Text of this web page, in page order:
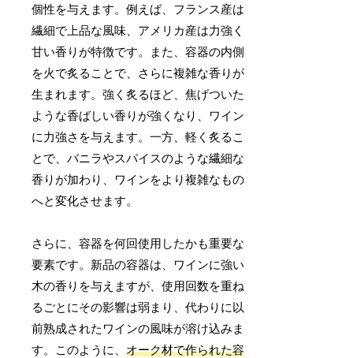
個性を与えます。例えば、フランス産は
繊細で上品な風味、アメリカ産は力強く
甘い香りが特徴です。また、容器の内側
を火で炙ることで、さらに複雑な香りが
生まれます。強く炙るほど、焦げついた
ような香ばしい香りが強くなり、ワイン
に力強さを与えます。一方、軽く炙るこ
とで、バニラやスパイスのような繊細な
香りが加わり、ワインをより複雑なもの
へと変化させます。
さらに、容器を何回使用したかも重要な
要素です。新品の容器は、ワインに強い
木の香りを与えますが、使用回数を重ね
るごとにその影響は弱まり、代わりに以
前熟成されたワインの風味が溶け込みま
す。このように、オーク材で作られた容